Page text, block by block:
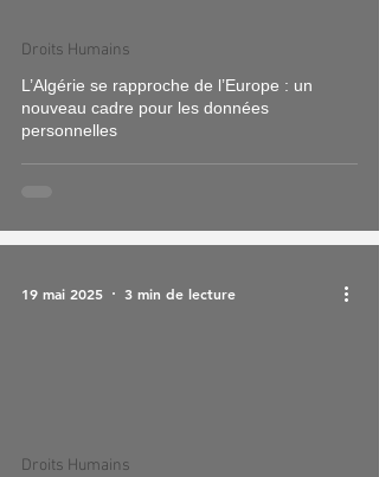
L’Algérie se rapproche de l’Europe : un
nouveau cadre pour les données
personnelles
Droits Humains
Droits Humains
19 mai 2025 3 min de lecture